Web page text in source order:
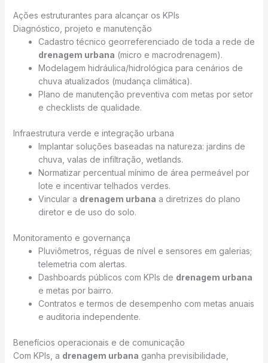
Ações estruturantes para alcançar os KPIs
Diagnóstico, projeto e manutenção
Cadastro técnico georreferenciado de toda a rede de
drenagem urbana (micro e macrodrenagem).
Modelagem hidráulica/hidrológica para cenários de
chuva atualizados (mudança climática).
Plano de manutenção preventiva com metas por setor
e checklists de qualidade.
Infraestrutura verde e integração urbana
Implantar soluções baseadas na natureza: jardins de
chuva, valas de infiltração, wetlands.
Normatizar percentual mínimo de área permeável por
lote e incentivar telhados verdes.
Vincular a drenagem urbana a diretrizes do plano
diretor e de uso do solo.
Monitoramento e governança
Pluviômetros, réguas de nível e sensores em galerias;
telemetria com alertas.
Dashboards públicos com KPIs de drenagem urbana
e metas por bairro.
Contratos e termos de desempenho com metas anuais
e auditoria independente.
Benefícios operacionais e de comunicação
Com KPIs, a drenagem urbana ganha previsibilidade,